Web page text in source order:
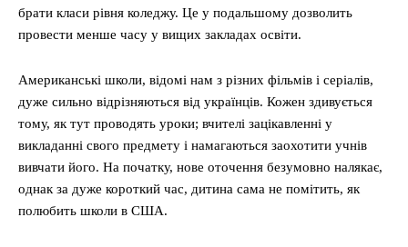
брати класи рівня коледжу. Це у подальшому дозволить
провести менше часу у вищих закладах освіти.
Американські школи, відомі нам з різних фільмів і серіалів,
дуже сильно відрізняються від українців. Кожен здивується
тому, як тут проводять уроки; вчителі зацікавленні у
викладанні свого предмету і намагаються заохотити учнів
вивчати його. На початку, нове оточення безумовно налякає,
однак за дуже короткий час, дитина сама не помітить, як
полюбить школи в США.